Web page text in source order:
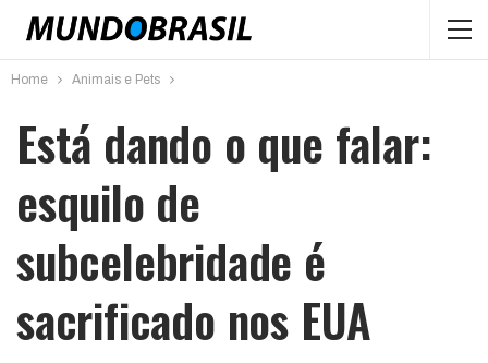
Home Animais e Pets
Está dando o que falar:
esquilo de
subcelebridade é
sacrificado nos EUA